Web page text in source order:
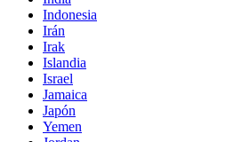
Indonesia
Irán
Irak
Islandia
Israel
Jamaica
Japón
Yemen